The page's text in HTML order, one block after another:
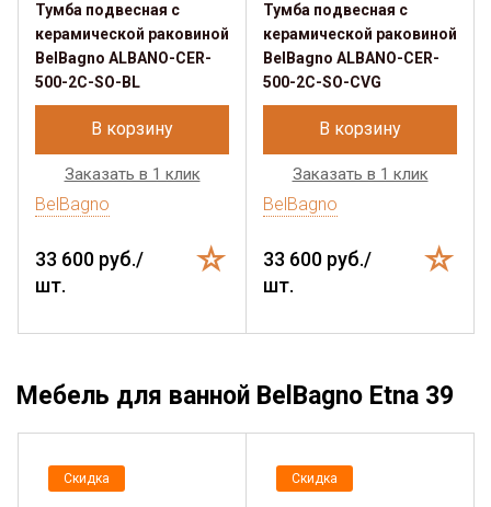
Тумба подвесная с
керамической раковиной
BelBagno ALBANO-CER-
500-2C-SO-BL
В корзину
Заказать в 1 клик
BelBagno
33 600 руб./
шт.
Тумба подвесная с
керамической раковиной
BelBagno ALBANO-CER-
500-2C-SO-CVG
В корзину
Заказать в 1 клик
BelBagno
33 600 руб./
шт.
Мебель для ванной BelBagno Etna 39
Скидка Скидка